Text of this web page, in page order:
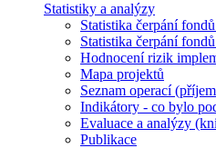
Statistiky a analýzy
Statistika čerpání
Statistika čerpání
Hodnocení rizik
Mapa projektů
Seznam operací
Indikátory - co bylo
Evaluace a analýzy
Publikace